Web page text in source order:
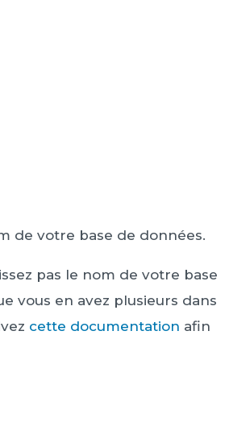
de votre base de données.
pas le nom de votre base
vous en avez plusieurs dans
cette documentation afin